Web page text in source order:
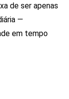
de ser apenas
—
em tempo